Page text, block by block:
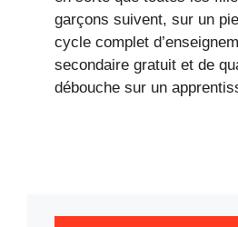
garçons suivent, sur un
cycle complet
secondaire gratuit et de
débouche sur un